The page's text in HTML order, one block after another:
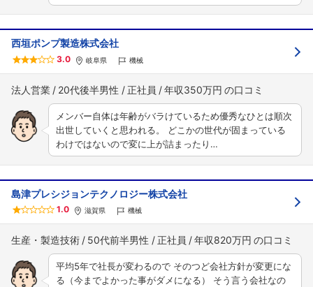
西垣ポンプ製造株式会社
3.0 岐阜県 機械
法人営業 20代後半男性 正社員 年収350万円
メンバー自体は年齢がバラけているため優秀なひとは順次
出世していくと思われる。 どこかの世代が固まっている
わけではないので変に上が詰まったり…
島津プレシジョンテクノロジー株式会社
1.0 滋賀県 機械
生産・製造技術 50代前半男性 正社員 年収820万円
平均5年で社長が変わるので そのつど会社方針が変更にな
る（今までよかった事がダメになる） そう言う会社なの